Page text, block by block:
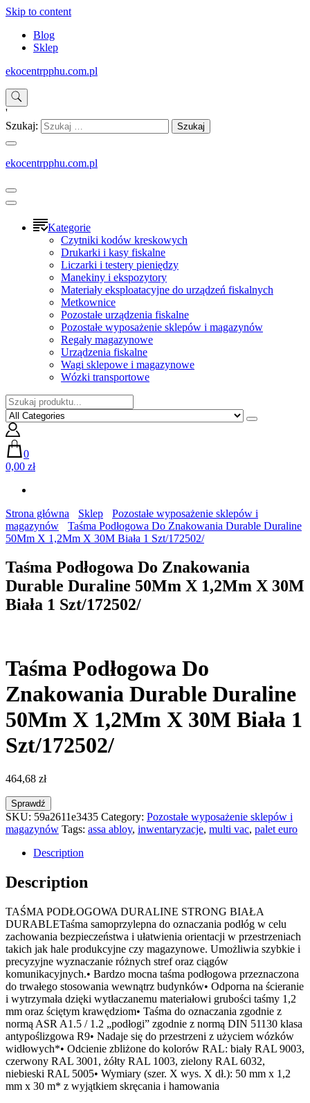
Skip to content
Blog
Sklep
ekocentrpphu.com.pl
'
Szukaj:
ekocentrpphu.com.pl
Kategorie
Czytniki kodów kreskowych
Drukarki i kasy fiskalne
Liczarki i testery pieniędzy
Manekiny i ekspozytory
Materiały eksploatacyjne do urządzeń fiskalnych
Metkownice
Pozostałe urządzenia fiskalne
Pozostałe wyposażenie sklepów i magazynów
Regały magazynowe
Urządzenia fiskalne
Wagi sklepowe i magazynowe
Wózki transportowe
0
0,00 zł
Strona główna Sklep
Pozostałe wyposażenie sklepów i
magazynów
Taśma Podłogowa Do Znakowania Durable Duraline
50Mm X 1,2Mm X 30M Biała 1 Szt/172502/
Taśma Podłogowa Do Znakowania
Durable Duraline 50Mm X 1,2Mm X 30M
Biała 1 Szt/172502/
Taśma Podłogowa Do
Znakowania Durable Duraline
50Mm X 1,2Mm X 30M Biała 1
Szt/172502/
464,68 zł
Sprawdź
SKU: 59a2611e3435 Category: Pozostałe wyposażenie sklepów i
magazynów Tags: assa abloy, inwentaryzacje, multi vac, palet euro
Description
Description
TAŚMA PODŁOGOWA DURALINE STRONG BIAŁA
DURABLETaśma samoprzylepna do oznaczania podłóg w celu
zachowania bezpieczeństwa i ułatwienia orientacji w przestrzeniach
takich jak hale produkcyjne czy magazynowe. Umożliwia szybkie i
precyzyjne wyznaczanie różnych stref oraz ciągów
komunikacyjnych.• Bardzo mocna taśma podłogowa przeznaczona
do trwałego stosowania wewnątrz budynków• Odporna na ścieranie
i wytrzymała dzięki wytłaczanemu materiałowi grubości taśmy 1,2
mm oraz ściętym krawędziom• Taśma do oznaczania zgodnie z
normą ASR A1.5 / 1.2 „podłogi” zgodnie z normą DIN 51130 klasa
antypoślizgowa R9• Nadaje się do przestrzeni z użyciem wózków
widłowych*• Odcienie zbliżone do kolorów RAL: biały RAL 9003,
czerwony RAL 3001, żółty RAL 1003, zielony RAL 6032,
niebieski RAL 5005• Wymiary (szer. X wys. X dł.): 50 mm x 1,2
mm x 30 m* z wyjątkiem skręcania i hamowania